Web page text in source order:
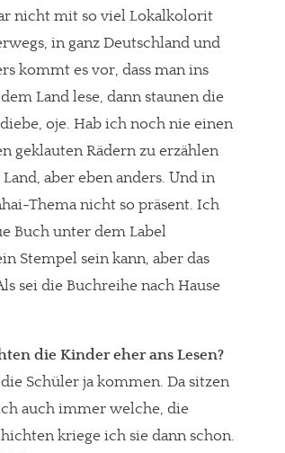
nicht mit so viel Lokalkolorit
in ganz Deutschland und
kommt es vor, dass man ins
Land lese, dann staunen die
oje. Hab ich noch nie einen
geklauten Rädern zu erzählen
aber eben anders. Und in
Thema nicht so präsent. Ich
Buch unter dem Label
Stempel sein kann, aber das
sei die Buchreihe nach Hause
die Kinder eher ans Lesen?
Schüler ja kommen. Da sitzen
auch immer welche, die
kriege ich sie dann schon.